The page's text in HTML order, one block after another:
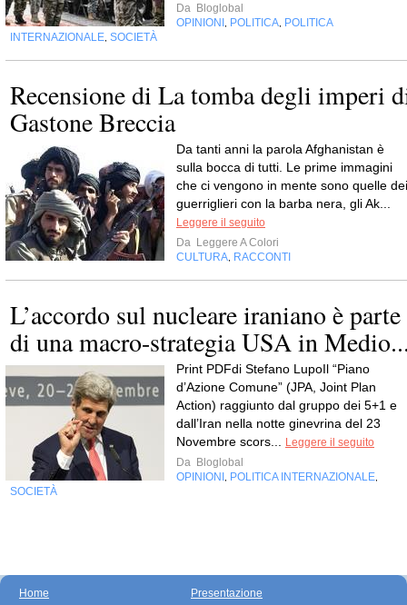
Da Bloglobal
OPINIONI POLITICA POLITICA
INTERNAZIONALE SOCIETÀ
Recensione di La tomba degli imperi
Gastone Breccia
Da tanti anni la parola Afghanistan è
sulla bocca di tutti. Le prime immagini
che ci vengono in mente sono quelle dei
guerriglieri con la barba nera, gli Ak...
Leggere il seguito
Da Leggere A Colori
CULTURA RACCONTI
L’accordo sul nucleare iraniano è parte
di una macro-strategia USA in
Print PDFdi Stefano LupoIl “Piano
d’Azione Comune” (JPA, Joint Plan
Action) raggiunto dal gruppo dei 5+1 e
dall’Iran nella notte ginevrina del 23
Novembre scors...
Leggere il seguito
Da Bloglobal
OPINIONI POLITICA INTERNAZIONALE
SOCIETÀ
Home
Presentazione